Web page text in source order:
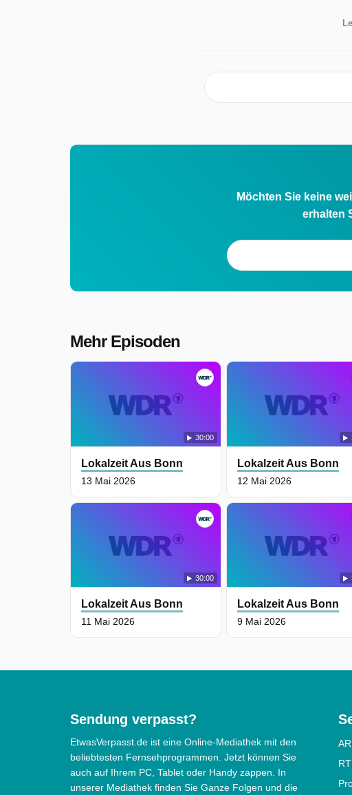
Möchten Sie keine
erhalten
Mehr Episoden
30:00
Lokalzeit Aus Bonn
13 Mai 2026
Lokalzeit Aus Bonn
12 Mai 2026
30:00
Lokalzeit Aus Bonn
11 Mai 2026
Lokalzeit Aus Bonn
9 Mai 2026
Sendung verpasst?
EtwasVerpasst.de ist eine Online-Mediathek mit den
beliebtesten Fernsehprogrammen. Jetzt können Sie
auch auf Ihrem PC, Tablet oder Handy zappen. In
unserer Mediathek finden Sie Ganze Folgen und die